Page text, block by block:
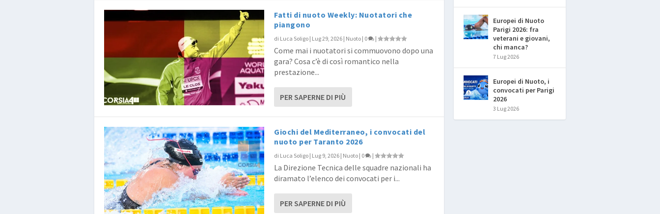
Fatti di nuoto Weekly: Nuotatori che
piangono
di Luca Soligo | Lug 29, 2026 | Nuoto | 0 |
Come mai i nuotatori si commuovono dopo una
gara? Cosa c’è di così romantico nella
prestazione...
PER SAPERNE DI PIÙ
Giochi del Mediterraneo, i convocati del
nuoto per Taranto 2026
di Luca Soligo | Lug 9, 2026 | Nuoto | 0 |
La Direzione Tecnica delle squadre nazionali ha
diramato l’elenco dei convocati per i...
PER SAPERNE DI PIÙ
Europei di Nuoto
Parigi 2026: fra
veterani e giovani,
chi manca?
7 Lug 2026
Europei di Nuoto, i
convocati per Parigi
2026
3 Lug 2026